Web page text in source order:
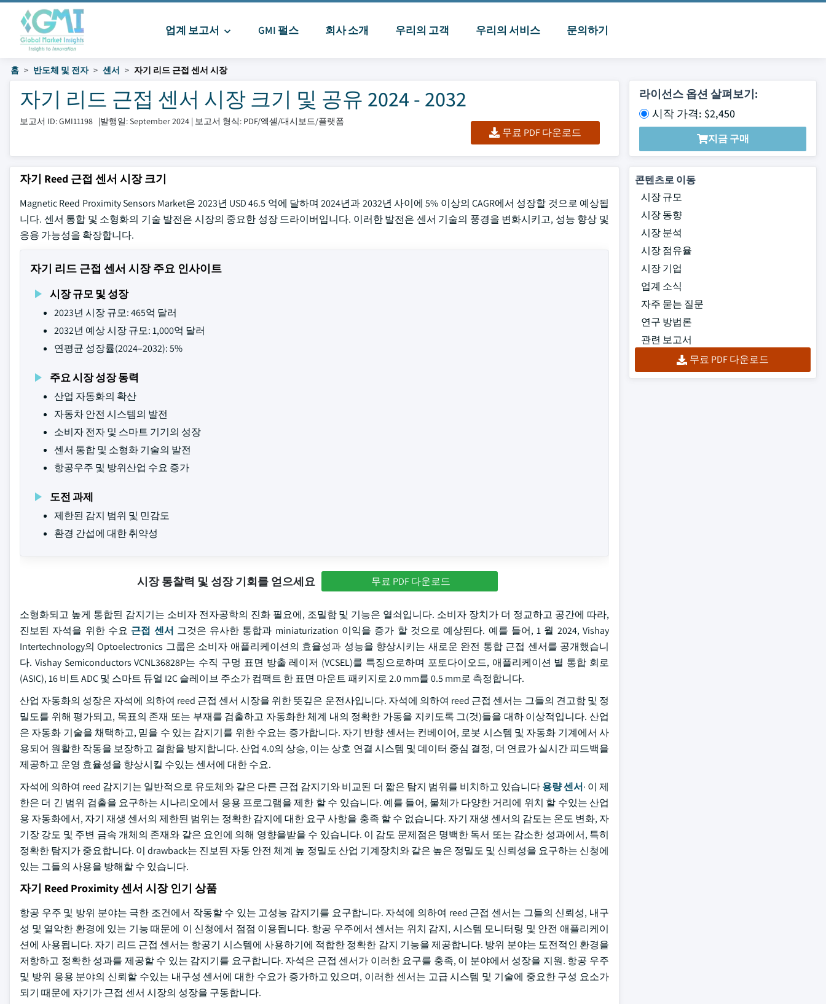
업계 보고서 GMI 펄스 회사 소개 우리의 고객 우리의 서비스 문의하기
홈 반도체 및 전자 센서 자기 리드 근접 센서 시장
자기 리드 근접 센서 시장 크기 및 공유 2024 - 2032
보고서 ID: GMI11198 |발행일: September 2024 | 보고서 형식: PDF/엑셀/대시보드/플랫폼
무료 PDF 다운로드
라이선스 옵션 살펴보기:
시작 가격: $2,450
지금 구매
자기 Reed 근접 센서 시장 크기
Magnetic Reed Proximity Sensors Market은 2023년 USD 46.5 억에 달하며 2024년과 2032년 사이에 5% 이상의 CAGR에서 성장할 것으로 예상됩
니다. 센서 통합 및 소형화의 기술 발전은 시장의 중요한 성장 드라이버입니다. 이러한 발전은 센서 기술의 풍경을 변화시키고, 성능 향상 및
응용 가능성을 확장합니다.
자기 리드 근접 센서 시장 주요 인사이트
시장 규모 및 성장
2023년 시장 규모: 465억 달러
2032년 예상 시장 규모: 1,000억 달러
연평균 성장률(2024–2032): 5%
주요 시장 성장 동력
산업 자동화의 확산
자동차 안전 시스템의 발전
소비자 전자 및 스마트 기기의 성장
센서 통합 및 소형화 기술의 발전
항공우주 및 방위산업 수요 증가
도전 과제
제한된 감지 범위 및 민감도
환경 간섭에 대한 취약성
시장 통찰력 및 성장 기회를 얻으세요 무료 PDF 다운로드
소형화되고 높게 통합된 감지기는 소비자 전자공학의 진화 필요에, 조밀함 및 기능은 열쇠입니다. 소비자 장치가 더 정교하고 공간에 따라,
진보된 자석을 위한 수요 근접 센서 그것은 유사한 통합과 miniaturization 이익을 증가 할 것으로 예상된다. 예를 들어, 1 월 2024, Vishay
Intertechnology의 Optoelectronics 그룹은 소비자 애플리케이션의 효율성과 성능을 향상시키는 새로운 완전 통합 근접 센서를 공개했습니
다. Vishay Semiconductors VCNL36828P는 수직 구멍 표면 방출 레이저 (VCSEL)를 특징으로하며 포토다이오드, 애플리케이션 별 통합 회로
(ASIC), 16 비트 ADC 및 스마트 듀얼 I2C 슬레이브 주소가 컴팩트 한 표면 마운트 패키지로 2.0 mm를 0.5 mm로 측정합니다.
산업 자동화의 성장은 자석에 의하여 reed 근접 센서 시장을 위한 뜻깊은 운전사입니다. 자석에 의하여 reed 근접 센서는 그들의 견고함 및 정
밀도를 위해 평가되고, 목표의 존재 또는 부재를 검출하고 자동화한 체계 내의 정확한 가동을 지키도록 그(것)들을 대하 이상적입니다. 산업
은 자동화 기술을 채택하고, 믿을 수 있는 감지기를 위한 수요는 증가합니다. 자기 반향 센서는 컨베이어, 로봇 시스템 및 자동화 기계에서 사
용되어 원활한 작동을 보장하고 결함을 방지합니다. 산업 4.0의 상승, 이는 상호 연결 시스템 및 데이터 중심 결정, 더 연료가 실시간 피드백을
제공하고 운영 효율성을 향상시킬 수있는 센서에 대한 수요.
자석에 의하여 reed 감지기는 일반적으로 유도체와 같은 다른 근접 감지기와 비교된 더 짧은 탐지 범위를 비치하고 있습니다용량 센서· 이 제
한은 더 긴 범위 검출을 요구하는 시나리오에서 응용 프로그램을 제한 할 수 있습니다. 예를 들어, 물체가 다양한 거리에 위치 할 수있는 산업
용 자동화에서, 자기 재생 센서의 제한된 범위는 정확한 감지에 대한 요구 사항을 충족 할 수 없습니다. 자기 재생 센서의 감도는 온도 변화, 자
기장 강도 및 주변 금속 개체의 존재와 같은 요인에 의해 영향을받을 수 있습니다. 이 감도 문제점은 명백한 독서 또는 감소한 성과에서, 특히
정확한 탐지가 중요합니다. 이 drawback는 진보된 자동 안전 체계 높 정밀도 산업 기계장치와 같은 높은 정밀도 및 신뢰성을 요구하는 신청에
있는 그들의 사용을 방해할 수 있습니다.
자기 Reed Proximity 센서 시장 인기 상품
항공 우주 및 방위 분야는 극한 조건에서 작동할 수 있는 고성능 감지기를 요구합니다. 자석에 의하여 reed 근접 센서는 그들의 신뢰성, 내구
성 및 열악한 환경에 있는 기능 때문에 이 신청에서 점점 이용됩니다. 항공 우주에서 센서는 위치 감지, 시스템 모니터링 및 안전 애플리케이
션에 사용됩니다. 자기 리드 근접 센서는 항공기 시스템에 사용하기에 적합한 정확한 감지 기능을 제공합니다. 방위 분야는 도전적인 환경을
저항하고 정확한 성과를 제공할 수 있는 감지기를 요구합니다. 자석은 근접 센서가 이러한 요구를 충족, 이 분야에서 성장을 지원. 항공 우주
및 방위 응용 분야의 신뢰할 수있는 내구성 센서에 대한 수요가 증가하고 있으며, 이러한 센서는 고급 시스템 및 기술에 중요한 구성 요소가
되기 때문에 자기가 근접 센서 시장의 성장을 구동합니다.
콘텐츠로 이동
시장 규모
시장 동향
시장 분석
시장 점유율
시장 기업
업계 소식
자주 묻는 질문
연구 방법론
관련 보고서
무료 PDF 다운로드